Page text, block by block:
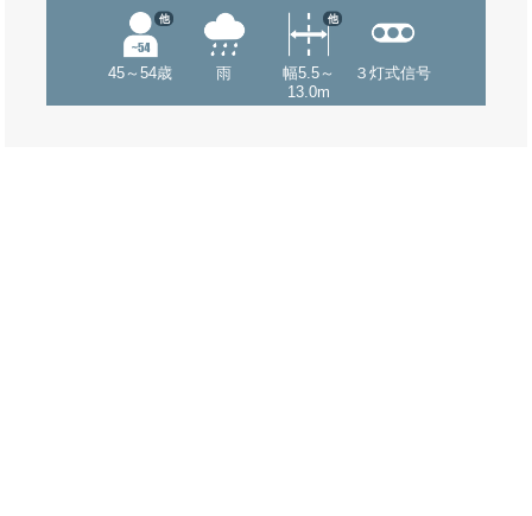
45～54歳
他
雨
幅5.5～
13.0m
他
３灯式信号